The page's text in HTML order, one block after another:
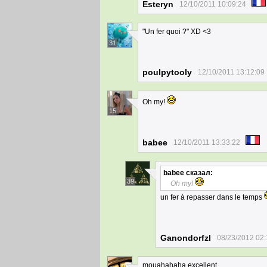
Esteryn 12/10/2011 10:09:24
31
"Un fer quoi ?" XD <3
poulpytooly 12/10/2011 13:12:09
15
Oh my!
babee 12/10/2011 13:33:22
39
babee сказал:
Oh my!
un fer à repasser dans le temps
Ganondorfzl 08/23/2012
mouahahaha excellent